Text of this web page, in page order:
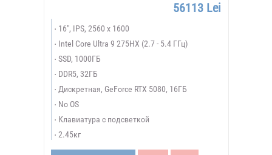
56113 Lei
16", IPS, 2560 x 1600
Intel Core Ultra 9 275HX (2.7 - 5.4 ГГц)
SSD, 1000ГБ
DDR5, 32ГБ
Дискретная, GeForce RTX 5080, 16ГБ
No OS
Клавиатура с подсветкой
2.45кг